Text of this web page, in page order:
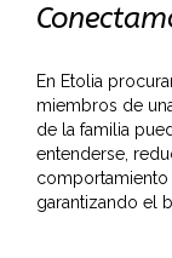
En Etolia
miembros de
de la familia
entenderse,
garantizando el